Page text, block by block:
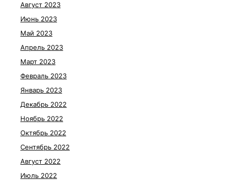
Август 2023
Июнь 2023
Май 2023
Апрель 2023
Март 2023
Февраль 2023
Январь 2023
Декабрь 2022
Ноябрь 2022
Октябрь 2022
Сентябрь 2022
Август 2022
Июль 2022